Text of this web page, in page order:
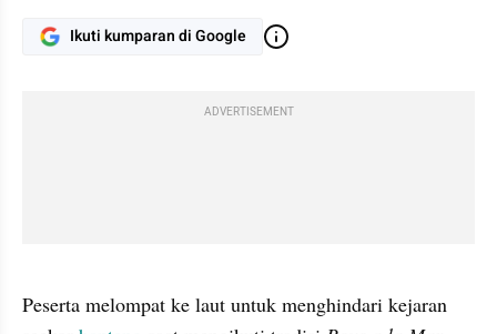
Ikuti kumparan di Google
ADVERTISEMENT
Peserta melompat ke laut untuk menghindari kejaran